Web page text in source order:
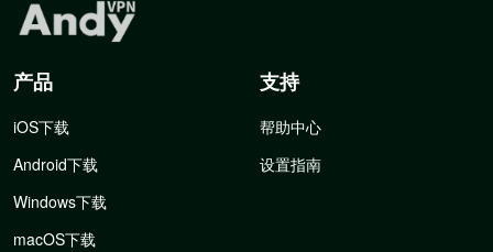
产品
iOS下载
Android下载
Windows下载
macOS下载
支持
帮助中心
设置指南